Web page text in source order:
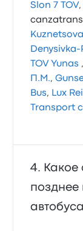
Slon 7 TOV,
Denysivka-
TOV Yunas ,
П.М.,
Bus, Lux
Transport
позднее